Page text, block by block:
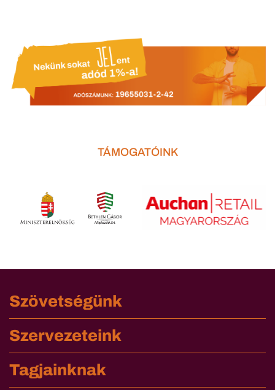
TÁMOGATÓINK
Szövetségünk
Szervezeteink
Tagjainknak